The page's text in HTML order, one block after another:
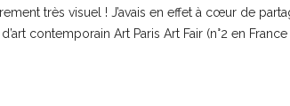
très visuel ! J’avais en effet à cœur de
contemporain Art Paris Art Fair (n°2 en France